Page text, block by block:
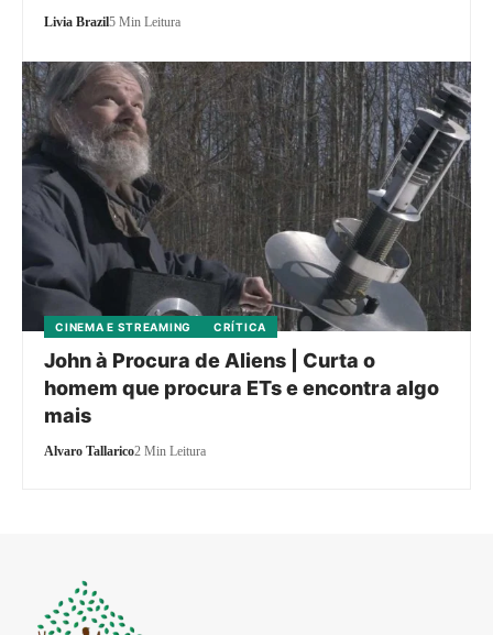
Livia Brazil5 Min Leitura
CINEMA E STREAMING CRÍTICA
John à Procura de Aliens | Curta o
homem que procura ETs e encontra algo
mais
Alvaro Tallarico2 Min Leitura